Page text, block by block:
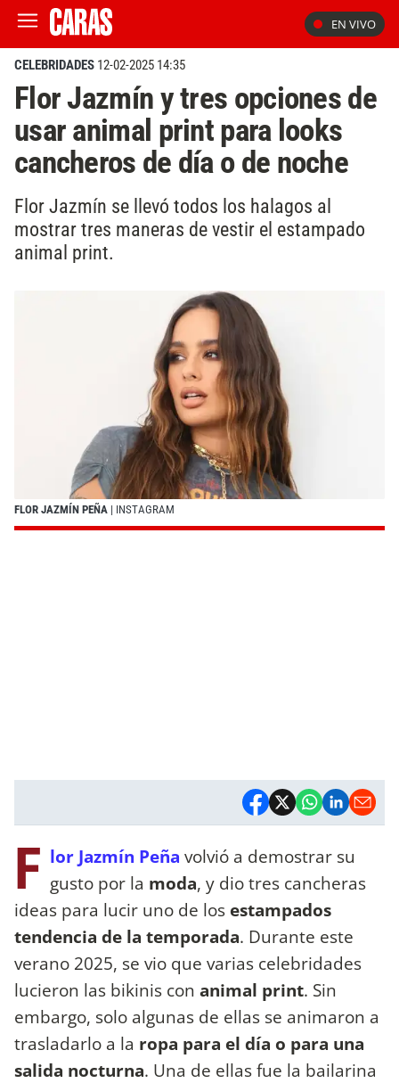
EN VIVO
CELEBRIDADES 12-02-2025 14:35
Flor Jazmín y tres opciones de
usar animal print para looks
cancheros de día o de noche
Flor Jazmín se llevó todos los halagos al
mostrar tres maneras de vestir el estampado
animal print.
FLOR JAZMÍN PEÑA | INSTAGRAM
F lor Jazmín Peña volvió a demostrar su
gusto por la moda, y dio tres cancheras
ideas para lucir uno de los estampados
tendencia de la temporada. Durante este
verano 2025, se vio que varias celebridades
lucieron las bikinis con animal print. Sin
embargo, solo algunas de ellas se animaron a
trasladarlo a la ropa para el día o para una
salida nocturna. Una de ellas fue la bailarina